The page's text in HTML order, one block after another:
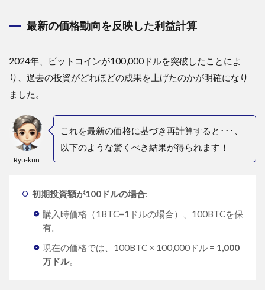
最新の価格動向を反映した利益計算
2024年、ビットコインが100,000ドルを突破したことによ
り、過去の投資がどれほどの成果を上げたのかが明確になり
ました。
Ryu-kun
これを最新の価格に基づき再計算すると･･･、
以下のような驚くべき結果が得られます！
初期投資額が100ドルの場合:
購入時価格（1BTC=1ドルの場合）、100BTCを保
有。
現在の価格では、100BTC × 100,000ドル = 1,000
万ドル。